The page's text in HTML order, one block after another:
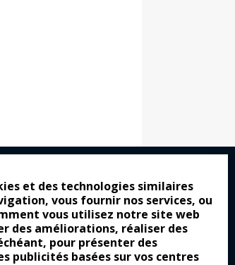
et des technologies similaires
vous fournir nos services, ou
vous utilisez notre site web
des améliorations, réaliser des
pour présenter des
publicités basées sur vos centres